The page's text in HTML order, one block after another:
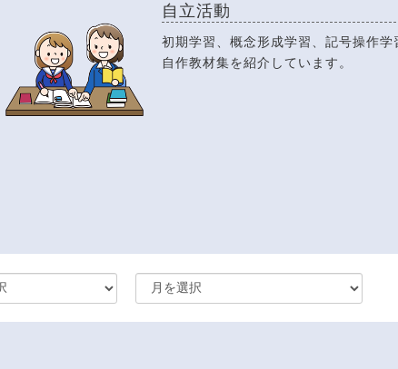
自立活動
初期学習、概念形成学習、記号操作学
自作教材集を紹介しています。